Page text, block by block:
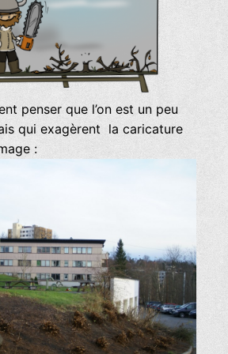
penser que l’on est un peu
qui exagèrent la caricature
: